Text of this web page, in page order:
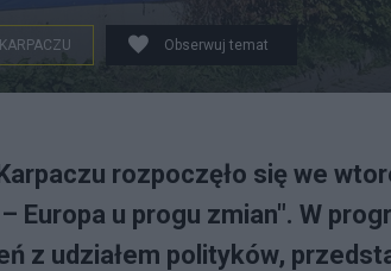
Obserwuj temat
rozpoczęło się we
Europa u progu zmian". W
z udziałem polityków,